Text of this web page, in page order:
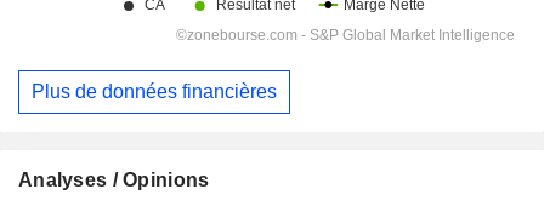
Plus de données financières
Analyses / Opinions